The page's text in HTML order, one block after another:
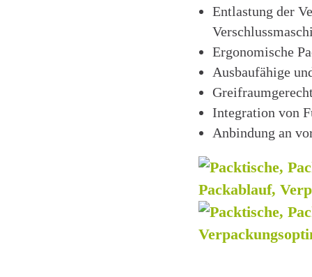
Entlastung der
Ergonomische
Ausbaufähige
Integration von
Anbindung an